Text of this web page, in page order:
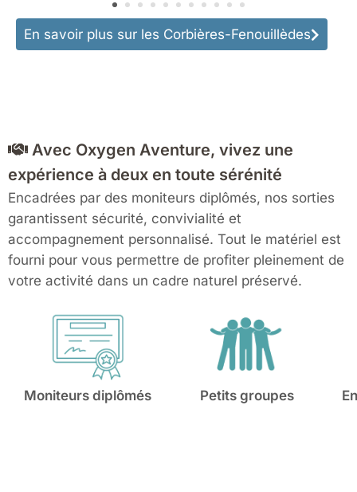
En savoir plus sur les Corbières-Fenouillèdes
Avec Oxygen Aventure, vivez une
expérience à deux en toute sérénité
Encadrées par des moniteurs diplômés, nos sorties
garantissent sécurité, convivialité et
accompagnement personnalisé. Tout le matériel est
fourni pour vous permettre de profiter pleinement de
votre activité dans un cadre naturel préservé.
Moniteurs diplômés Petits groupes